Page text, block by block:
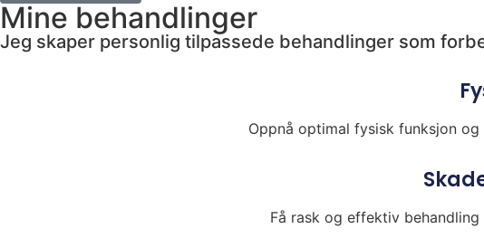
Mine behandlinger
Jeg skaper personlig tilpassede behandlinger som
Oppnå optimal fysisk funksjon
Få rask og effektiv